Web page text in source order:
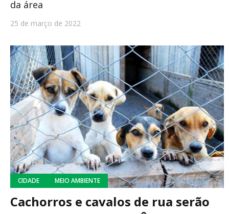
da área
25 de março de 2022
CIDADE MEIO AMBIENTE
Cachorros e cavalos de rua serão